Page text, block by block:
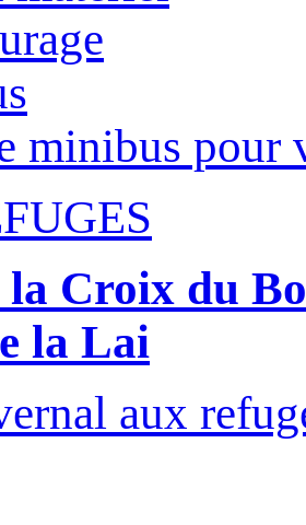
minibus pour
la Croix du
la Lai
aux